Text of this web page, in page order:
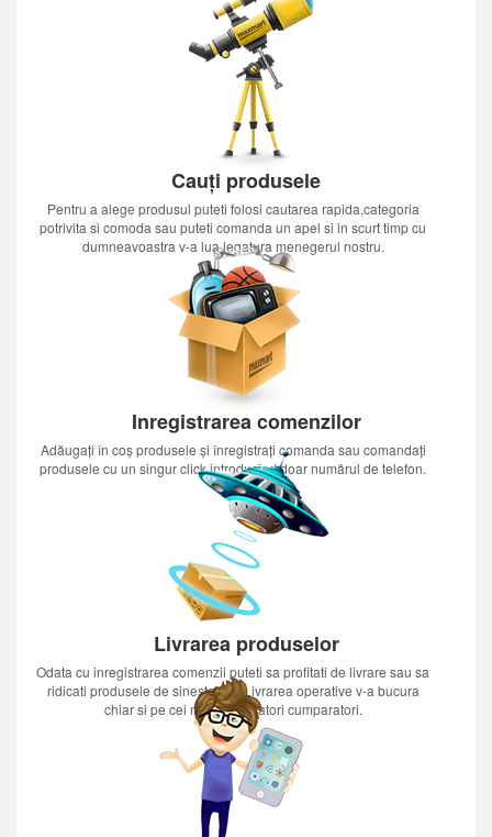
Cauți produsele
Pentru a alege produsul puteti folosi cautarea rapida,categoria
potrivita si comoda sau puteti comanda un apel si in scurt timp cu
dumneavoastra v-a lua legatura menegerul nostru.
Inregistrarea comenzilor
Adăugați în coș produsele și înregistrați comanda sau comandați
produsele cu un singur click introducînd doar numărul de telefon.
Livrarea produselor
Odata cu inregistrarea comenzii puteti sa profitati de livrare sau sa
ridicati produsele de sinestatator.Livrarea operative v-a bucura
chiar si pe cei mai nerabdatori cumparatori.